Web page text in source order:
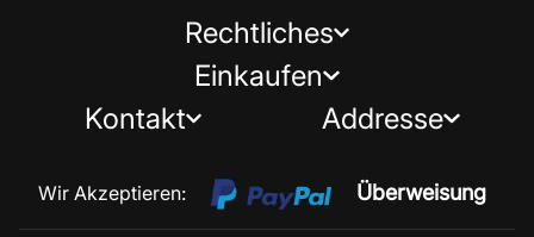
Rechtliches
Einkaufen
Kontakt
Addresse
Wir Akzeptieren: Überweisung